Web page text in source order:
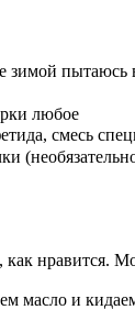
зимой
любое
смесь
нравится.
масло и